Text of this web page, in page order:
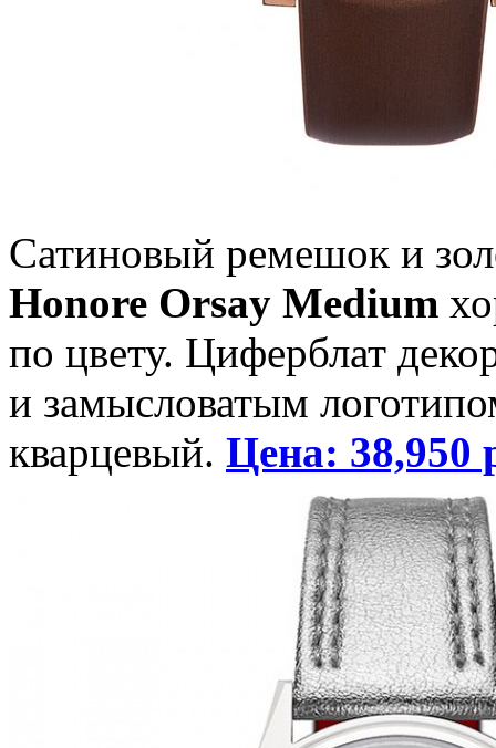
Сатиновый ремешок и
Honore Orsay Medium
по цвету. Циферблат
и замысловатым
кварцевый. Цена: 38,950